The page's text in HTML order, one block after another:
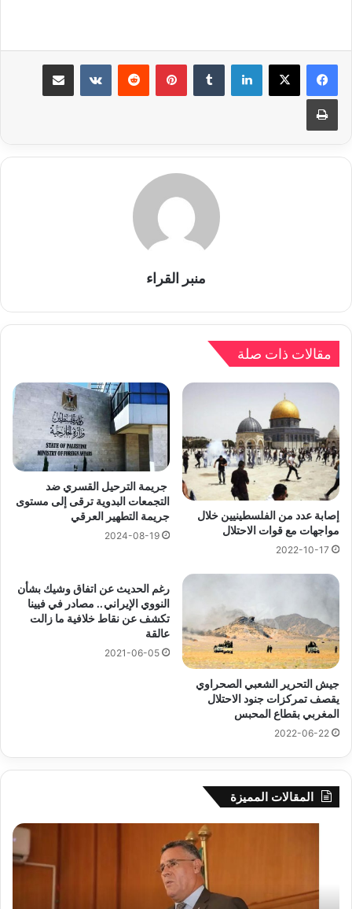
لينكدإن بينتيريست
طباعة
منبر القراء
مقالات ذات صلة
إصابة عدد من الفلسطينيين خلال
مواجهات مع قوات الاحتلال
2022-10-17
جريمة الترحيل القسري ضد
التجمعات البدوية ترقى إلى مستوى
جريمة التطهير العرقي
2024-08-19
جيش التحرير الشعبي الصحراوي
يقصف تمركزات جنود الاحتلال
المغربي بقطاع المحبس
2022-06-22
رغم الحديث عن اتفاق وشيك بشأن
النووي الإيراني.. مصادر في فيينا
تكشف عن نقاط خلافية ما زالت
عالقة
2021-06-05
المقالات المميزة
للمتمدرسين